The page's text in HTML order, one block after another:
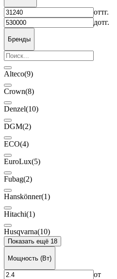
оттг.
дотг.
Бренды
Alteco(9)
Crown(8)
Denzel(10)
DGM(2)
ECO(4)
EuroLux(5)
Fubag(2)
Hanskönner(1)
Hitachi(1)
Husqvarna(10)
Показать ещё 18
Мощность (Вт)
от